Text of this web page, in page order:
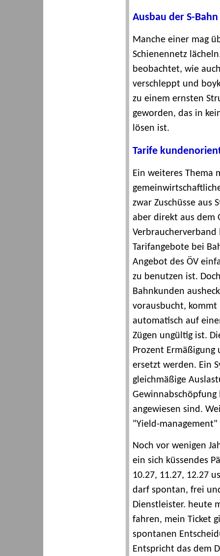
Ausbau der S-
Manche einer mag
Schienennetz
beobachtet, wie
verschleppt und
zu einem ernsten
geworden, das in
lösen ist.
Tarife
Ein weiteres Thema
zwar Zuschüsse aus
aber direkt aus dem
Tarifangebote bei
Angebot des ÖV
zu benutzen ist.
Bahnkunden
vorausbucht, kommt
automatisch auf
Zügen ungültig ist.
Prozent
ersetzt werden. Ein
gleichmäßige
angewiesen sind.
"Yield-
Noch vor wenigen
ein sich küssendes
10.27, 11.27, 12.27
darf spontan, frei
Dienstleister. heute
fahren, mein Ticket
spontanen
Entspricht das dem